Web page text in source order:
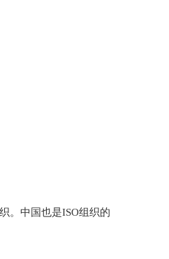
。中国也是ISO组织的